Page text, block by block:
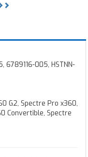
6789116-005, HSTNN-
G2, Spectre Pro x360,
Convertible, Spectre